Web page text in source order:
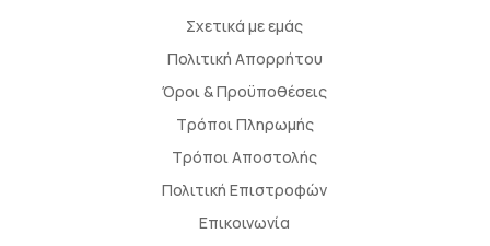
Σχετικά με εμάς
Πολιτική Απορρήτου
Όροι & Προϋποθέσεις
Τρόποι Πληρωμής
Τρόποι Αποστολής
Πολιτική Επιστροφών
Επικοινωνία